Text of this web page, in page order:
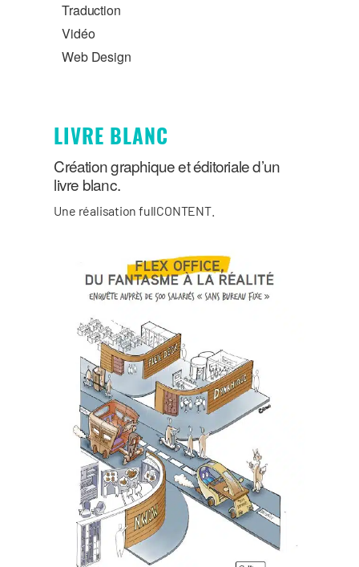
Traduction
Vidéo
Web Design
LIVRE BLANC
Création graphique et éditoriale d’un
livre blanc.
Une réalisation fullCONTENT.